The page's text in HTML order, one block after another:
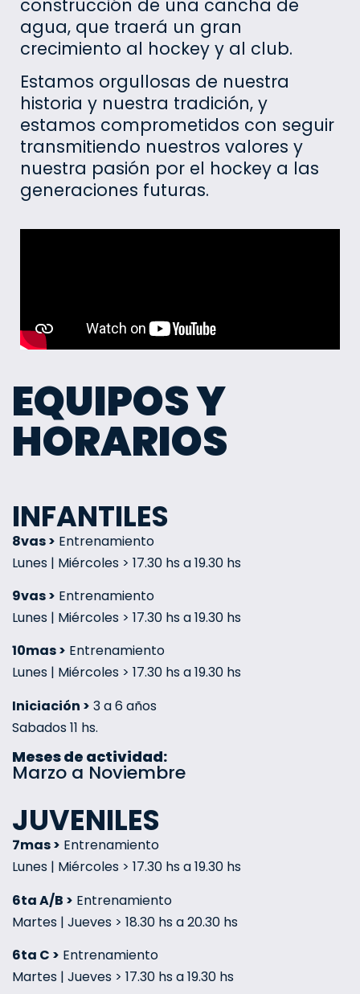
construcción de una cancha de
agua, que traerá un gran
crecimiento al hockey y al club.
Estamos orgullosas de nuestra
historia y nuestra tradición, y
estamos comprometidos con seguir
transmitiendo nuestros valores y
nuestra pasión por el hockey a las
generaciones futuras.
EQUIPOS Y
HORARIOS
INFANTILES
8vas > Entrenamiento
Lunes | Miércoles > 17.30 hs a 19.30 hs
9vas > Entrenamiento
Lunes | Miércoles > 17.30 hs a 19.30 hs
10mas > Entrenamiento
Lunes | Miércoles > 17.30 hs a 19.30 hs
Iniciación > 3 a 6 años
Sabados 11 hs.
Meses de actividad:
Marzo a Noviembre
JUVENILES
7mas > Entrenamiento
Lunes | Miércoles > 17.30 hs a 19.30 hs
6ta A/B > Entrenamiento
Martes | Jueves > 18.30 hs a 20.30 hs
6ta C > Entrenamiento
Martes | Jueves > 17.30 hs a 19.30 hs